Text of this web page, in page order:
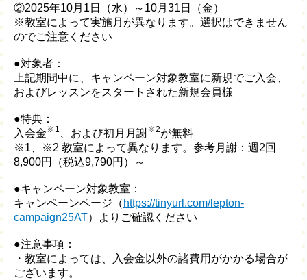
②2025年10月1日（水）～10月31日（金）
※教室によって実施月が異なります。選択はできません
のでご注意ください
●対象者：
上記期間中に、キャンペーン対象教室に新規でご入会、
およびレッスンをスタートされた新規会員様
●特典：
入会金※1 、および初月月謝※2が無料
※1、※2 教室によって異なります。参考月謝：週2回
8,900円（税込9,790円）～
●キャンペーン対象教室：
キャンペーンページ（ https://tinyurl.com/lepton-
campaign25AT）よりご確認ください
●注意事項：
・教室によっては、入会金以外の諸費用がかかる場合が
ございます。